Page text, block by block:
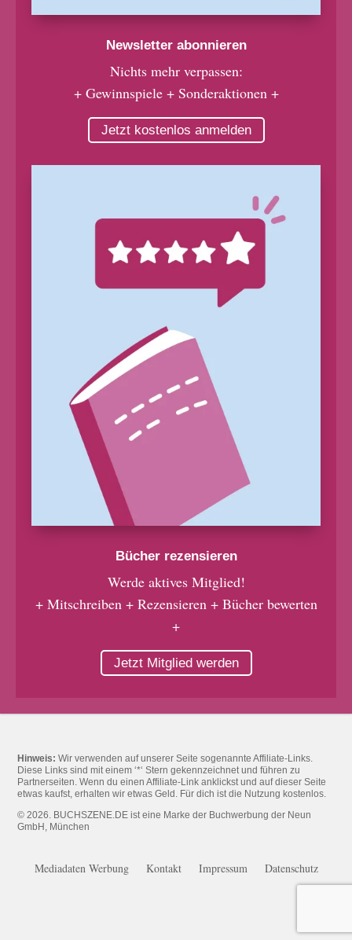
Newsletter abonnieren
Nichts mehr verpassen:
+ Gewinnspiele + Sonderaktionen +
Jetzt kostenlos anmelden
Bücher rezensieren
Werde aktives Mitglied!
+ Mitschreiben + Rezensieren + Bücher bewerten
+
Jetzt Mitglied werden
Hinweis: Wir verwenden auf unserer Seite sogenannte Affiliate-Links.
Diese Links sind mit einem ‘*‘ Stern gekennzeichnet und führen zu
Partnerseiten. Wenn du einen Affiliate-Link anklickst und auf dieser Seite
etwas kaufst, erhalten wir etwas Geld. Für dich ist die Nutzung kostenlos.
© 2026. BUCHSZENE.DE ist eine Marke der Buchwerbung der Neun
GmbH, München
Mediadaten Werbung Kontakt Impressum Datenschutz